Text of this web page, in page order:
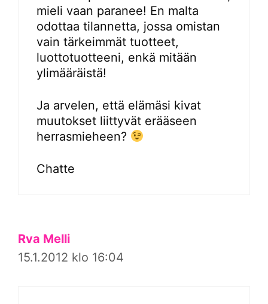
mieli vaan paranee! En malta
odottaa tilannetta, jossa omistan
vain tärkeimmät tuotteet,
luottotuotteeni, enkä mitään
ylimääräistä!
Ja arvelen, että elämäsi kivat
muutokset liittyvät erääseen
herrasmieheen?
Chatte
Rva Melli
15.1.2012 klo 16:04